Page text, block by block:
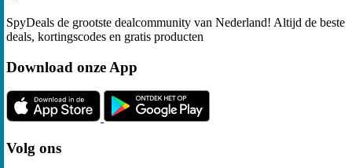
SpyDeals de grootste dealcommunity van Nederland! Altijd de beste
deals, kortingscodes en gratis producten
Download onze App
Volg ons